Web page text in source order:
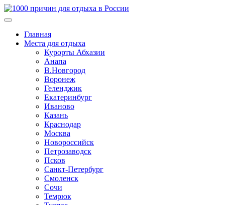
Главная
Места для отдыха
Курорты Абхазии
Анапа
В.Новгород
Воронеж
Геленджик
Екатеринбург
Иваново
Казань
Краснодар
Москва
Новороссийск
Петрозаводск
Псков
Санкт-Петербург
Смоленск
Сочи
Темрюк